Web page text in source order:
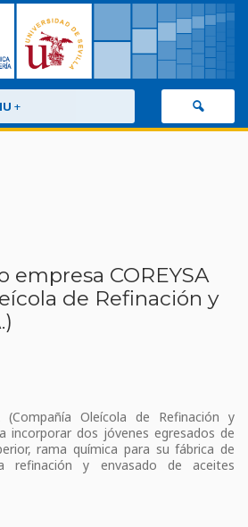
+
empresa COREYSA
de Refinación y
(Compañía Oleícola de Refinación y
incorporar dos jóvenes egresados de
rama química para su fábrica de
refinación y envasado de aceites